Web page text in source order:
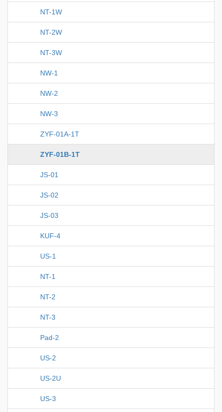
NT-1W
NT-2W
NT-3W
NW-1
NW-2
NW-3
ZYF-01A-1T
ZYF-01B-1T
JS-01
JS-02
JS-03
KUF-4
US-1
NT-1
NT-2
NT-3
Pad-2
US-2
US-2U
US-3